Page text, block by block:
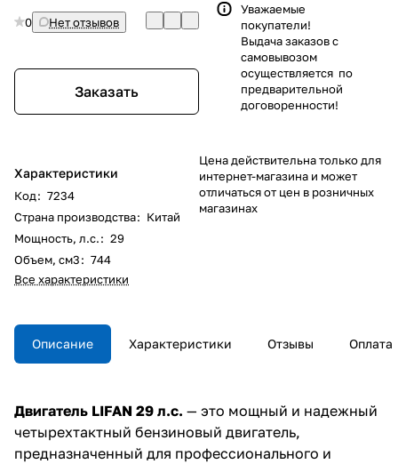
0 Нет отзывов
Заказать
Характеристики
Код: 7234
Страна производства: Китай
Мощность, л.с.: 29
Объем, см3: 744
Все характеристики
Уважаемые
покупатели!
Выдача заказов с
самовывозом
осуществляется по
предварительной
договоренности!
Цена действительна только для
интернет-магазина и может
отличаться от цен в розничных
магазинах
Описание Характеристики Отзывы Оплата
Двигатель LIFAN 29 л.с. — это мощный и надежный
четырехтактный бензиновый двигатель,
предназначенный для профессионального и